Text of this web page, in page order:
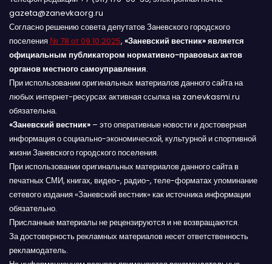
gazeta@zanevkaorg.ru
Согласно решению совета депутатов Заневского городского
поселения № 78 от 09.10.2025, «Заневский вестник» является
официальным публикатором нормативно-правовых актов
органов местного самоуправления.
При использовании оригинальных материалов данного сайта на
любых интернет-ресурсах активная ссылка на zanevkasmi.ru
обязательна.
«Заневский вестник» – это оперативные новости и достоверная
информация о социально-экономической, культурной и спортивной
жизни Заневского городского поселения.
При использовании оригинальных материалов данного сайта в
печатных СМИ, книгах, видео-, радио-, теле-форматах упоминание
сетевого издания «Заневский вестник» как источника информации
обязательно.
Присланные материалы не рецензируются и не возвращаются.
За достоверность рекламных материалов несет ответственность
рекламодатель.